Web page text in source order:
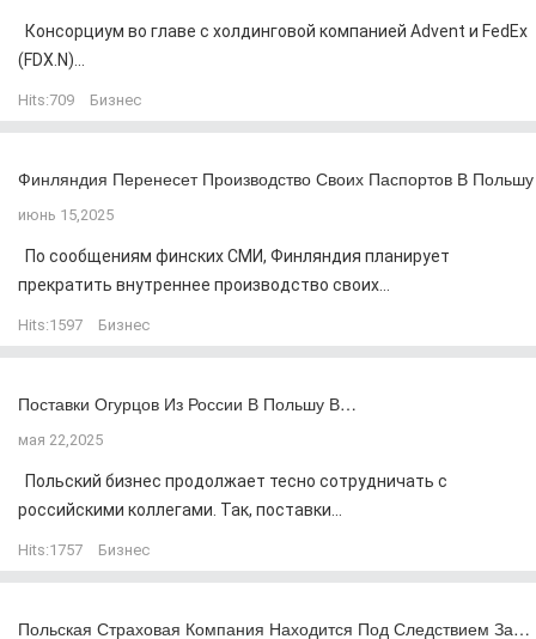
Консорциум во главе с холдинговой компанией Advent и FedEx
(FDX.N)...
Hits:709 Бизнес
Финляндия Перенесет Производство Своих Паспортов В Польшу
июнь 15,2025
По сообщениям финских СМИ, Финляндия планирует
прекратить внутреннее производство своих...
Hits:1597 Бизнес
Поставки Огурцов Из России В Польшу В…
мая 22,2025
Польский бизнес продолжает тесно сотрудничать с
российскими коллегами. Так, поставки...
Hits:1757 Бизнес
Польская Страховая Компания Находится Под Следствием За…